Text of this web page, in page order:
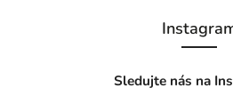
Sledujte nás na